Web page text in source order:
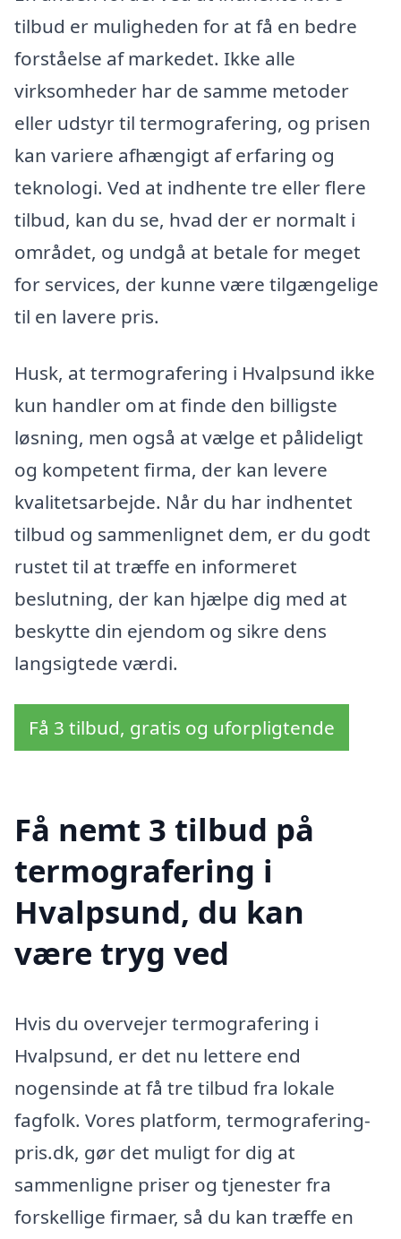
tilbud er muligheden for at få en bedre
forståelse af markedet. Ikke alle
virksomheder har de samme metoder
eller udstyr til termografering, og prisen
kan variere afhængigt af erfaring og
teknologi. Ved at indhente tre eller flere
tilbud, kan du se, hvad der er normalt i
området, og undgå at betale for meget
for services, der kunne være tilgængelige
til en lavere pris.
Husk, at termografering i Hvalpsund ikke
kun handler om at finde den billigste
løsning, men også at vælge et pålideligt
og kompetent firma, der kan levere
kvalitetsarbejde. Når du har indhentet
tilbud og sammenlignet dem, er du godt
rustet til at træffe en informeret
beslutning, der kan hjælpe dig med at
beskytte din ejendom og sikre dens
langsigtede værdi.
Få 3 tilbud, gratis og uforpligtende
Få nemt 3 tilbud på
termografering i
Hvalpsund, du kan
være tryg ved
Hvis du overvejer termografering i
Hvalpsund, er det nu lettere end
nogensinde at få tre tilbud fra lokale
fagfolk. Vores platform, termografering-
pris.dk, gør det muligt for dig at
sammenligne priser og tjenester fra
forskellige firmaer, så du kan træffe en